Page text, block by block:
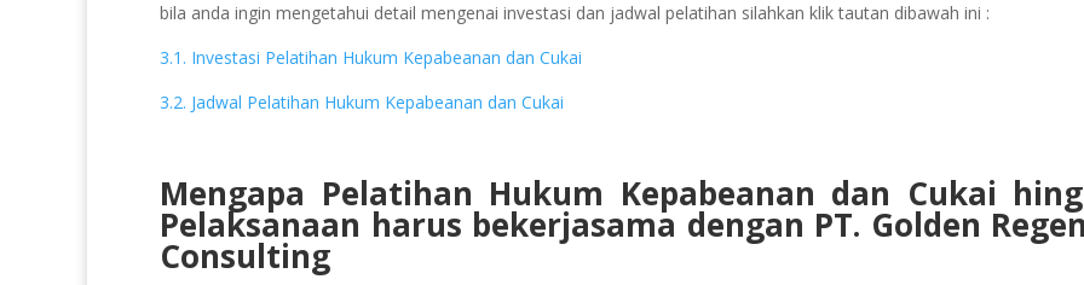
bila anda ingin mengetahui detail mengenai investasi dan jadwal pelatihan silahkan klik tautan dibawah ini :
3.1. Investasi Pelatihan Hukum Kepabeanan dan Cukai
3.2. Jadwal Pelatihan Hukum Kepabeanan dan Cukai
Mengapa Pelatihan Hukum Kepabeanan dan Cukai
Pelaksanaan harus bekerjasama dengan PT. Golden
Consulting